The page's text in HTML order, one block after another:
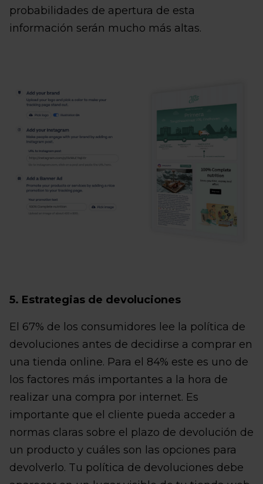
probabilidades de apertura de esta
información serán mucho más altas.
5. Estrategias de devoluciones
El 67% de los consumidores lee la política de
devoluciones antes de decidirse a comprar en
una tienda online. Para el 84% este es uno de
los factores más importantes a la hora de
realizar una compra por internet. Es
importante que el cliente pueda acceder a
normas claras sobre el plazo de devolución de
un producto y cuáles son las opciones para
devolverlo. Tu política de devoluciones debe